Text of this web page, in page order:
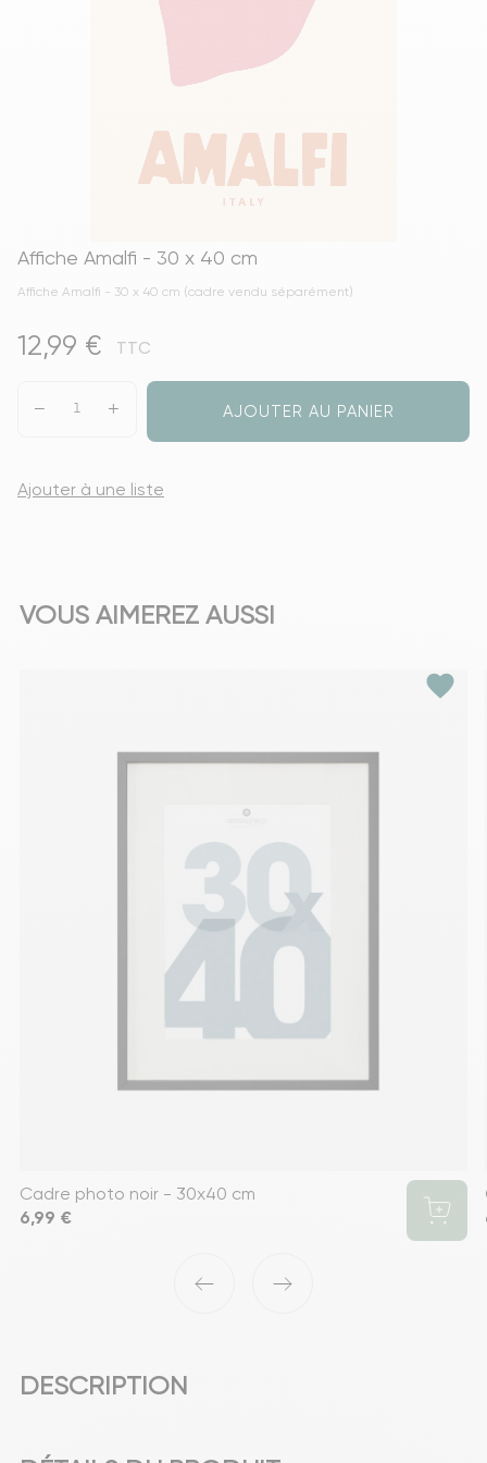
Affiche Amalfi - 30 x 40 cm
Affiche Amalfi - 30 x 40 cm (cadre vendu séparément)
12,99 € TTC
AJOUTER AU PANIER
Ajouter à une liste
VOUS AIMEREZ AUSSI
favorite
Cadre photo noir - 30x40 cm
Prix
6,99 €
‹ ›
DESCRIPTION